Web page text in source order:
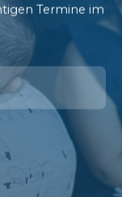
Termine im